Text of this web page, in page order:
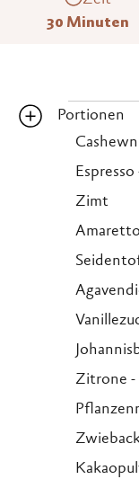
30 Minuten
Portionen
Espresso
Zimt
Zitrone -